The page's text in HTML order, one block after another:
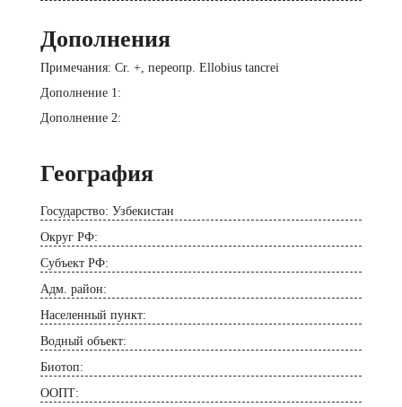
Дополнения
Примечания: Cr. +, переопр. Ellobius tancrei
Дополнение 1:
Дополнение 2:
География
Государство: Узбекистан
Округ РФ:
Субъект РФ:
Адм. район:
Населенный пункт:
Водный объект:
Биотоп:
ООПТ: